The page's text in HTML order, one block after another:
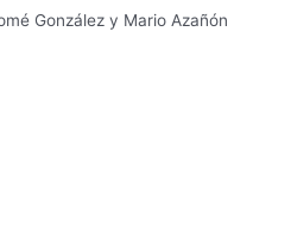
González y Mario Azañón